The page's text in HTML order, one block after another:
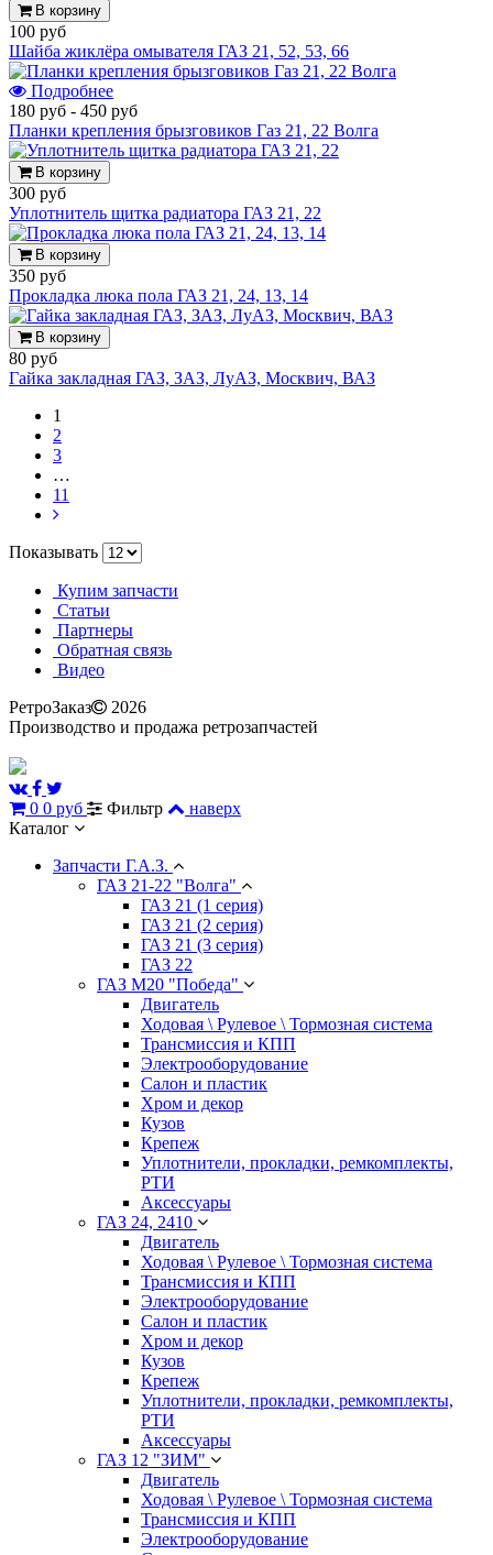
В корзину
100 руб
Шайба жиклёра омывателя ГАЗ 21, 52, 53, 66
Подробнее
180 руб - 450 руб
Планки крепления брызговиков Газ 21, 22 Волга
В корзину
300 руб
Уплотнитель щитка радиатора ГАЗ 21, 22
В корзину
350 руб
Прокладка люка пола ГАЗ 21, 24, 13, 14
В корзину
80 руб
Гайка закладная ГАЗ, ЗАЗ, ЛуАЗ, Москвич, ВАЗ
1
2
3
…
11
Показывать
Купим запчасти
Статьи
Партнеры
Обратная связь
Видео
РетроЗаказ
2026
Производство и продажа ретрозапчастей
0 0 руб Фильтр
наверх
Каталог
Запчасти Г.А.З.
ГАЗ 21-22 "Волга"
ГАЗ 21 (1 серия)
ГАЗ 21 (2 серия)
ГАЗ 21 (3 серия)
ГАЗ 22
ГАЗ М20 "Победа"
Двигатель
Ходовая \ Рулевое \ Тормозная система
Трансмиссия и КПП
Электрооборудование
Салон и пластик
Хром и декор
Кузов
Крепеж
Уплотнители, прокладки, ремкомплекты,
РТИ
Аксессуары
ГАЗ 24, 2410
Двигатель
Ходовая \ Рулевое \ Тормозная система
Трансмиссия и КПП
Электрооборудование
Салон и пластик
Хром и декор
Кузов
Крепеж
Уплотнители, прокладки, ремкомплекты,
РТИ
Аксессуары
ГАЗ 12 "ЗИМ"
Двигатель
Ходовая \ Рулевое \ Тормозная система
Трансмиссия и КПП
Электрооборудование